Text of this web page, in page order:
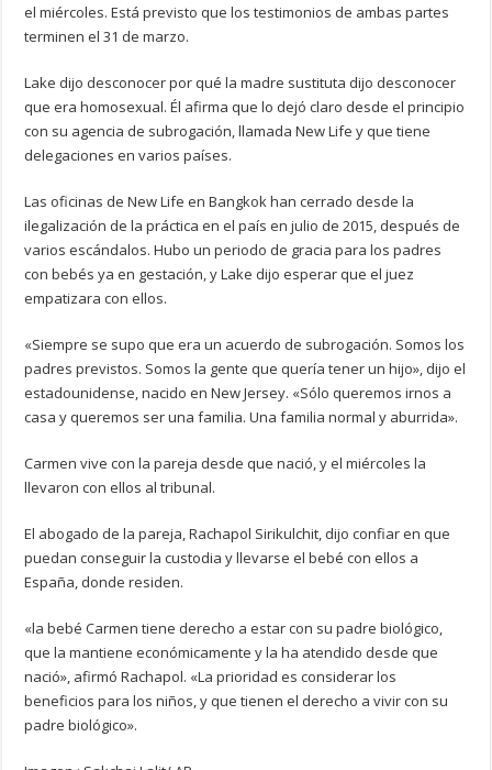
el miércoles. Está previsto que los testimonios de ambas partes
terminen el 31 de marzo.
Lake dijo desconocer por qué la madre sustituta dijo desconocer
que era homosexual. Él afirma que lo dejó claro desde el principio
con su agencia de subrogación, llamada New Life y que tiene
delegaciones en varios países.
Las oficinas de New Life en Bangkok han cerrado desde la
ilegalización de la práctica en el país en julio de 2015, después de
varios escándalos. Hubo un periodo de gracia para los padres
con bebés ya en gestación, y Lake dijo esperar que el juez
empatizara con ellos.
«Siempre se supo que era un acuerdo de subrogación. Somos los
padres previstos. Somos la gente que quería tener un hijo», dijo el
estadounidense, nacido en New Jersey. «Sólo queremos irnos a
casa y queremos ser una familia. Una familia normal y aburrida».
Carmen vive con la pareja desde que nació, y el miércoles la
llevaron con ellos al tribunal.
El abogado de la pareja, Rachapol Sirikulchit, dijo confiar en que
puedan conseguir la custodia y llevarse el bebé con ellos a
España, donde residen.
«la bebé Carmen tiene derecho a estar con su padre biológico,
que la mantiene económicamente y la ha atendido desde que
nació», afirmó Rachapol. «La prioridad es considerar los
beneficios para los niños, y que tienen el derecho a vivir con su
padre biológico».